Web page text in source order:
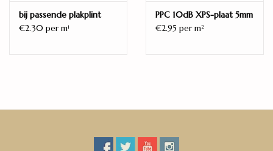
ruimte in huis: van woonruimtes en slaapkamers tot keukens en
badkamers!
bij passende plakplint
€2.30 per m1
PPC 10dB XPS-plaat 5mm
€2.95 per m2